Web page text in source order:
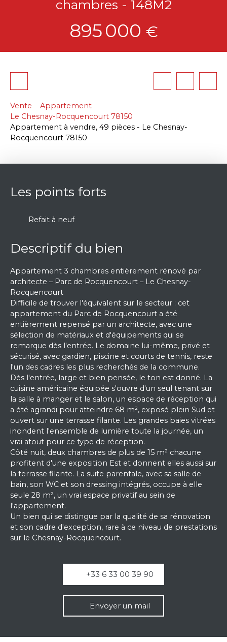
chambres - 148M2
895 000 €
Vente
Appartement
Le Chesnay-Rocquencourt 78150
Appartement à vendre, 49 pièces - Le Chesnay-
Rocquencourt 78150
Les points forts
Refait à neuf
Descriptif du bien
Appartement 3 chambres entièrement rénové par
architecte – Parc de Rocquencourt – Le Chesnay-
Rocquencourt
Difficile de trouver l'équivalent sur le secteur : cet
appartement du Parc de Rocquencourt a été
entièrement repensé par un architecte, avec une
sélection de matériaux et d'équipements qui se
remarque dès l'entrée. Le domaine lui-même, privé et
sécurisé, avec gardien, piscine et courts de tennis, reste
l'un des cadres les plus recherchés de la commune.
Dès l'entrée, large et bien pensée, le ton est donné. La
cuisine américaine équipée s'ouvre d'un seul tenant sur
la salle à manger et le salon, un espace de réception qui
a été agrandi pour atteindre 68 m², exposé plein Sud et
ouvert sur une terrasse filante. Les grandes baies vitrées
inondent l'ensemble de lumière toute la journée, un
vrai atout pour ce type de réception.
Côté nuit, deux chambres de plus de 15 m² chacune
profitent d'une exposition Est et donnent elles aussi sur
la terrasse filante. La suite parentale, avec sa salle de
bain, son WC et son dressing intégrés, occupe à elle
seule 28 m², un vrai espace privatif au sein de
l'appartement.
Un bien qui se distingue par la qualité de sa rénovation
et son cadre d'exception, rare à ce niveau de prestations
sur le Chesnay-Rocquencourt.
+33 6 33 00 39 90
Envoyer un mail